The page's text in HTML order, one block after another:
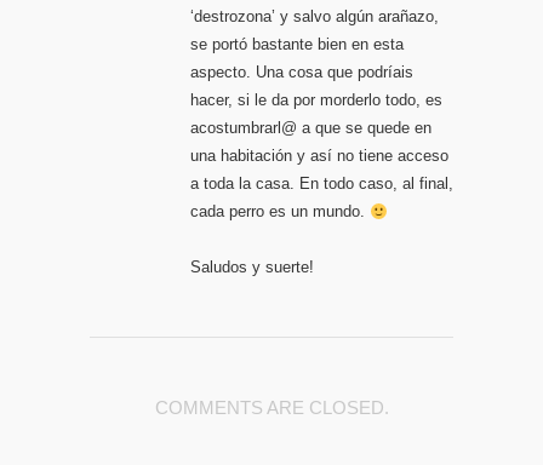
‘destrozona’ y salvo algún arañazo,
se portó bastante bien en esta
aspecto. Una cosa que podríais
hacer, si le da por morderlo todo, es
acostumbrarl@ a que se quede en
una habitación y así no tiene acceso
a toda la casa. En todo caso, al final,
cada perro es un mundo.
Saludos y suerte!
COMMENTS ARE CLOSED.